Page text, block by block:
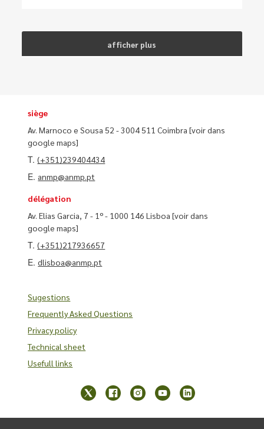
afficher plus
siège
Av. Marnoco e Sousa 52 - 3004 511 Coimbra[voir dans
google maps]
T.(+351)239404434
E. anmp@anmp.pt
délégation
Av. Elias Garcia, 7 - 1º - 1000 146 Lisboa[voir dans
google maps]
T.(+351)217936657
E.dlisboa@anmp.pt
Sugestions
Frequently Asked Questions
Privacy policy
Technical sheet
Usefull links